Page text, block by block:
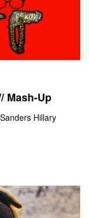
Mash-Up
Hillary